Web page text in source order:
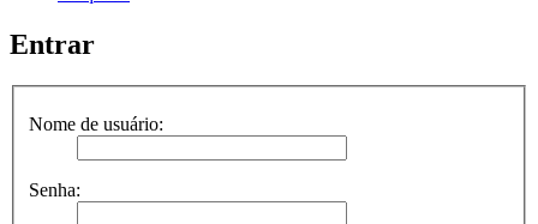
Entrar
Nome de usuário:
Senha: